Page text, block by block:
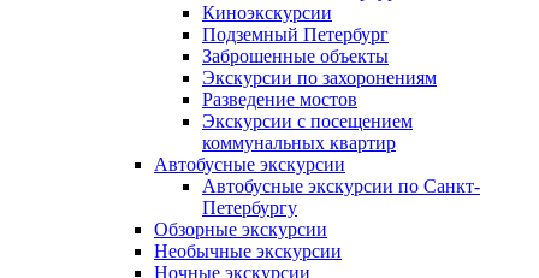
Киноэкскурсии
Подземный Петербург
Заброшенные объекты
Экскурсии по захоронениям
Разведение мостов
Экскурсии с посещением
коммунальных квартир
Автобусные экскурсии
Автобусные экскурсии по Санкт-
Петербургу
Обзорные экскурсии
Необычные экскурсии
Ночные экскурсии